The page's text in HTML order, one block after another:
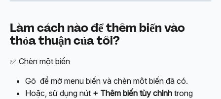
Làm cách nào để thêm biến vào
thỏa thuận của tôi?
✅ Chèn một biến
Gõ để mở menu biến và chèn một biến đã có.
Hoặc, sử dụng nút + Thêm biến tùy chỉnh trong